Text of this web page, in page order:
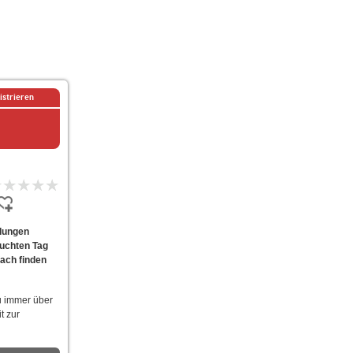
Tag
finden
immer über
zur